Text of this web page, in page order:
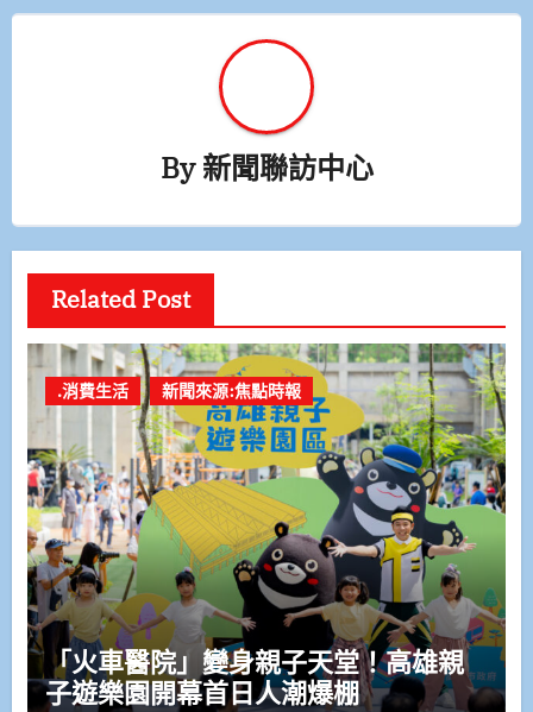
By新聞聯訪中心
Related Post
.消費生活 新聞來源:焦點時報
「火車醫院」變身親子天堂！高雄親
子遊樂園開幕首日人潮爆棚